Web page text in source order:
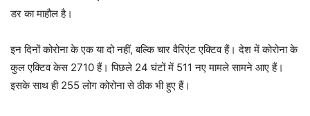
डर का माहौल है।
इन दिनों कोरोना के एक या दो नहीं, बल्कि चार वैरिएंट एक्टिव हैं। देश में कोरोना के
कुल एक्टिव केस 2710 हैं। पिछले 24 घंटों में 511 नए मामले सामने आए हैं।
इसके साथ ही 255 लोग कोरोना से ठीक भी हुए हैं।